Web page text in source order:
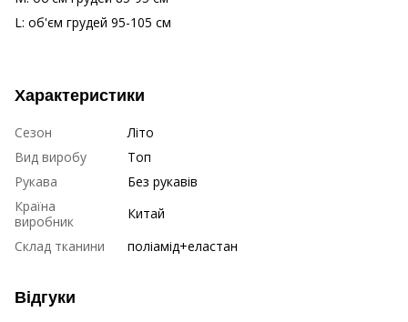
L: об'єм грудей 95-105 см
Характеристики
Сезон
Літо
Вид виробу
Топ
Рукава
Без рукавів
Країна
виробник
Китай
Склад тканини
поліамід+еластан
Відгуки